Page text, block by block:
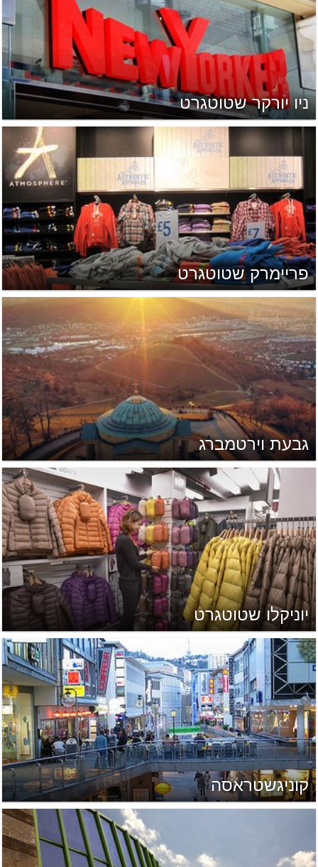
ניו יורקר שטוטגרט
פריימרק שטוטגרט
גבעת וירטמברג
יוניקלו שטוטגרט
קוניגשטראסה